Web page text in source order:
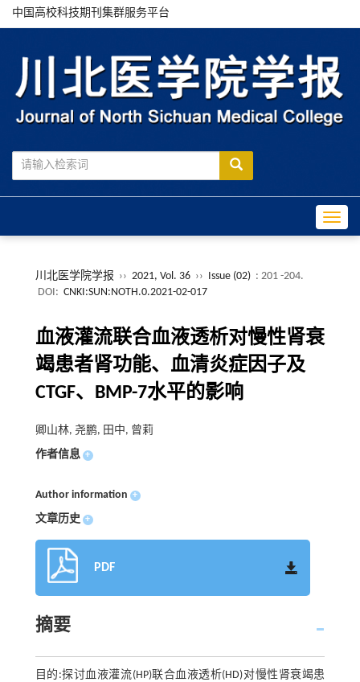
中国高校科技期刊集群服务平台
川北医学院学报 ›› 2021, Vol. 36 ›› Issue (02) : 201 -204.
DOI: CNKI:SUN:NOTH.0.2021-02-017
血液灌流联合血液透析对慢性肾衰
竭患者肾功能、血清炎症因子及
CTGF、BMP-7水平的影响
卿山林, 尧鹏, 田中, 曾莉
作者信息 +
Author information +
文章历史 +
PDF
摘要
目的:探讨血液灌流(HP)联合血液透析(HD)对慢性肾衰竭患